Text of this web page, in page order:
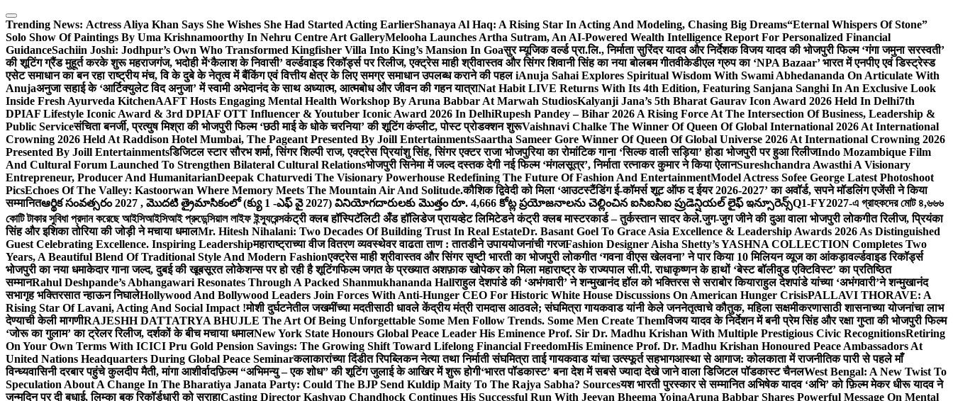
Skip
to
content
Trending News: Actress Aliya Khan Says She Wishes She Had Started Acting EarlierShanaya Al Haq: A Rising Star In Acting And Modeling, Chasing Big Dreams“Eternal Whispers Of Stone”
Solo Show Of Paintings By Uma Krishnamoorthy In Nehru Centre Art GalleryMelooha Launches Artha Sutram, An AI-Powered Wealth Intelligence Report For Personalized Financial
GuidanceSachiin Joshi: Jodhpur’s Own Who Transformed Kingfisher Villa Into King’s Mansion In Goaसुर म्यूजिक वर्ल्ड प्रा.लि., निर्माता सुरिंदर यादव और निर्देशक विजय यादव की भोजपुरी फिल्म ‘गंगा जमुना सरस्वती’
की शूटिंग ग्रैंड मुहूर्त करके शुरू महराजगंज, भदोही में‘कैलाश के निवासी’ वर्ल्डवाइड रिकॉर्ड्स पर रिलीज, एक्ट्रेस माही श्रीवास्तव और सिंगर शिवानी सिंह का नया बोलबम गीतवीकेडीएल ग्रुप का ‘NPA Bazaar’ भारत में एनपीए एवं डिस्ट्रेस्ड
एसेट समाधान का बन रहा राष्ट्रीय मंच, वि के दुबे के नेतृत्व में बैंकिंग एवं वित्तीय क्षेत्र के लिए समग्र समाधान उपलब्ध कराने की पहल iAnuja Sahai Explores Spiritual Wisdom With Swami Abhedananda On Articulate With
Anujaअनुजा सहाई के ‘आर्टिक्युलेट विद अनुजा’ में स्वामी अभेदानंद के साथ अध्यात्म, आत्मबोध और जीवन की गहन यात्राNat Habit LIVE Returns With Its 4th Edition, Featuring Sanjana Sanghi In An Exclusive Look
Inside Fresh Ayurveda KitchenAAFT Hosts Engaging Mental Health Workshop By Aruna Babbar At Marwah StudiosKalyanji Jana’s 5th Bharat Gaurav Icon Award 2026 Held In Delhi7th
DPIAF Lifestyle Iconic Award & 3rd DPIAF OTT Influencer & Youtuber Iconic Award 2026 In DelhiRupesh Pandey – Bihar 2026 A Rising Force At The Intersection Of Business, Leadership &
Public Serviceसंचिता बनर्जी, प्रत्युष मिश्रा की भोजपुरी फिल्म ‘छठी माई के धोके चरनिया’ की शूटिंग कंप्लीट, पोस्ट प्रोडक्शन शुरूVaishnavi Chalke The Winner Of Queen Of Global International 2026 At International
Crowning 2026 Held At Raddison Hotel Mumbai, The Pageant Presented By Joill EntertainmentsSaartha Sameer Gore Winner Of Queen Of Global Universe 2026 At International Crowning 2026
Presented By Joill Entertainmentsडिजिटल स्टार सौरभ शर्मा, सिंगर शिल्पी राज, एक्ट्रेस प्रियांशु सिंह, सिंगर एक्टर राजा भोजपुरिया का रोमांटिक गाना ‘सिल्क वाली सड़िया’ होडा भोजपुरी पर हुआ रिलीजIndo Mozambique Film
And Cultural Forum Launched To Strengthen Bilateral Cultural Relationsभोजपुरी सिनेमा में जल्द दस्तक देगी नई फिल्म ‘मंगलसूत्र’, निर्माता रत्नाकर कुमार ने किया ऐलानSureshchandra Awasthi A Visionary
Entrepreneur, Producer And HumanitarianDeepak Chaturvedi The Visionary Powerhouse Redefining The Future Of Fashion And EntertainmentModel Actress Sofee George Latest Photoshoot
PicsEchoes Of The Valley: Kastoorwan Where Memory Meets The Mountain Air And Solitude.कौशिक द्विवेदी को मिला ‘आउटस्टैंडिंग ई-कॉमर्स शूट ऑफ द ईयर 2026-2027’ का अवॉर्ड, सपने मॉडलिंग एजेंसी ने किया
सम्मानितఆర్థిక సంవత్సరం 2027 , మొదటి త్రైమాసికంలో (క్యు 1 -ఎఫ్ వై 2027) వినియోగదారులకు మొత్తం రూ. 4,666 కోట్ల ప్రయోజనాలను చెల్లించిన ఐసిఐసిఐ ప్రుడెన్షియల్ లైఫ్ ఇన్సూరెన్స్Q1-FY2027-এ গ্রাহকদের মোট ৪,৬৬৬
কোটি টাকার সুবিধা প্রদান করেছে আইসিআইসিআই প্রুডেন্সিয়াল লাইফ ইন্স্যুরেন্সकंट्री क्लब हॉस्पिटॅलिटी अँड हॉलिडेज प्रायव्हेट लिमिटेडने कंट्री क्लब मास्टरकार्ड – तुर्कस्तान सादर केले.जुग-जुग जीने की दुआ वाला भोजपुरी लोकगीत रिलीज, प्रियंका
सिंह और इशिका तोरिया की जोड़ी ने मचाया धमालMr. Hitesh Nihalani: Two Decades Of Building Trust In Real EstateDr. Basant Goel To Grace Asia Excellence & Leadership Awards 2026 As Distinguished
Guest Celebrating Excellence. Inspiring Leadershipमहाराष्ट्राच्या वीज वितरण व्यवस्थेवर वाढता ताण : तातडीने उपाययोजनांची गरजFashion Designer Aisha Shetty’s YASHNA COLLECTION Completes Two
Years, A Beautiful Blend Of Traditional Style And Modern Fashionएक्ट्रेस माही श्रीवास्तव और सिंगर सृष्टी भारती का भोजपुरी लोकगीत ‘गवना वीएस खेलवना’ ने पार किया 10 मिलियन व्यूज का आंकड़ावर्ल्डवाइड रिकॉर्ड्स
भोजपुरी का नया धमाकेदार गाना जल्द, दुबई की खूबसूरत लोकेशन्स पर हो रही है शूटिंगफिल्म जगत के प्रख्यात अशफ़ाक खोपेकर को मिला महाराष्ट्र के राज्यपाल सी.पी. राधाकृष्णन के हाथों ‘बेस्ट बॉलीवुड एक्टिविस्ट’ का प्रतिष्ठित
सम्मानRahul Deshpande’s Abhangawari Resonates Through A Packed Shanmukhananda Hallराहुल देशपांडे की ‘अभंगवारी’ ने शन्मुखानंद हॉल को भक्तिरस से सराबोर कियाराहुल देशपांडे यांच्या ‘अभंगवारी’ने शन्मुखानंद
सभागृह भक्तिरसात न्हाऊन निघालेHollywood And Bollywood Leaders Join Forces With Anti-Hunger CEO For Historic White House Discussions On American Hunger CrisisPALLAVI THORAVE: A
Rising Star Of Lavani, Acting And Social Impact !मोशी दुर्घटनेतील जखमींच्या मदतीसाठी धावले केंद्रीय मंत्री रामदास आठवले; संघमित्रा गायकवाड यांनी केले जननेतृत्वाचे कौतुक, महिला सक्षमीकरणासाठी शासनाच्या योजनांचा लाभ
देण्याची केली मागणीRAJESHH DATTATRYA BHUJLE The Art Of Being Unforgettable Some Men Follow Trends. Some Men Create Themविजय यादव के निर्देशन में बनी प्रेम सिंह और रक्षा गुप्ता की भोजपुरी फिल्म
‘जोरू का गुलाम’ का ट्रेलर रिलीज, दर्शकों के बीच मचाया धमालNew York State Honours Global Peace Leader His Eminence Prof. Sir Dr. Madhu Krishan With Multiple Prestigious Civic RecognitionsRetiring
On Your Own Terms With ICICI Pru Gold Pension Savings: The Growing Shift Toward Lifelong Financial FreedomHis Eminence Prof. Dr. Madhu Krishan Honoured Peace Ambassadors At
United Nations Headquarters During Global Peace Seminarकलाकारांच्या दिंडीत रिपब्लिकन नेत्या तथा निर्माती संघमित्रा ताई गायकवाड यांचा उत्स्फूर्त सहभागआस्था से आगाज: कोलकाता में राजनीतिक पारी से पहले माँ
विन्ध्यवासिनी दरबार पहुंचे कुलदीप मैती, मांगा आशीर्वादफ़िल्म “अभिमन्यु – एक शोध” की शूटिंग जुलाई के आखिर में शुरू होगी‘भारत पॉडकास्ट’ बना देश में सबसे ज्यादा देखे जाने वाला डिजिटल पॉडकास्ट चैनलWest Bengal: A New Twist To
Speculation About A Change In The Bharatiya Janata Party: Could The BJP Send Kuldip Maity To The Rajya Sabha? Sourcesयश भारती पुरस्कार से सम्मानित अभिषेक यादव ‘अभि’ को फ़िल्म मेकर धीरू यादव ने
जन्मदिन पर दी बधाई, लिम्का बुक रिकॉर्डधारी को सराहाCasting Director Kashyap Chandhock Continues His Successful Run With Jeevan Bheema YojnaAruna Babbar Shares Powerful Message On Mental